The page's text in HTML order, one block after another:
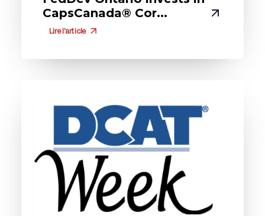
CapsCanada® Cor...
Lire l'article